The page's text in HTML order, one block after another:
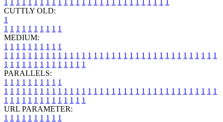
CUTTLY OLD:
1
1 1 1 1 1 1 1 1 1 1
MEDIUM:
1 1 1 1 1 1 1 1 1 1
1 1 1 1 1 1 1 1 1 1 1 1 1 1 1 1 1 1 1 1 1 1 1 1 1 1 1 1 1 1 1 1 1 1 1 1
1 1 1 1 1 1 1 1 1 1 1 1 1 1
PARALLELS:
1 1 1 1 1 1 1 1 1 1
1 1 1 1 1 1 1 1 1 1 1 1 1 1 1 1 1 1 1 1 1 1 1 1 1 1 1 1 1 1 1 1 1 1 1 1
1 1 1 1 1 1 1 1 1 1 1 1 1 1
URL PARAMETER:
1 1 1 1 1 1 1 1 1 1